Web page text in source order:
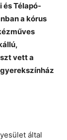
Télapó-
a kórus
vett a
által